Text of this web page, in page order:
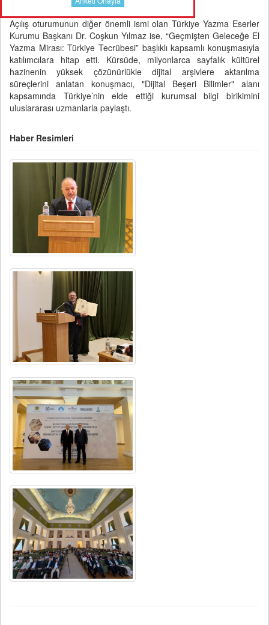
Açılış oturumunun diğer önemli ismi olan Türkiye Yazma Eserler
Kurumu Başkanı Dr. Coşkun Yılmaz ise, “Geçmişten Geleceğe El
Yazma Mirası: Türkiye Tecrübesi” başlıklı kapsamlı konuşmasıyla
katılımcılara hitap etti. Kürsüde, milyonlarca sayfalık kültürel
hazinenin yüksek çözünürlükle dijital arşivlere aktarılma
süreçlerini anlatan konuşmacı, "Dijital Beşeri Bilimler" alanı
kapsamında Türkiye’nin elde ettiği kurumsal bilgi birikimini
uluslararası uzmanlarla paylaştı.
Haber Resimleri